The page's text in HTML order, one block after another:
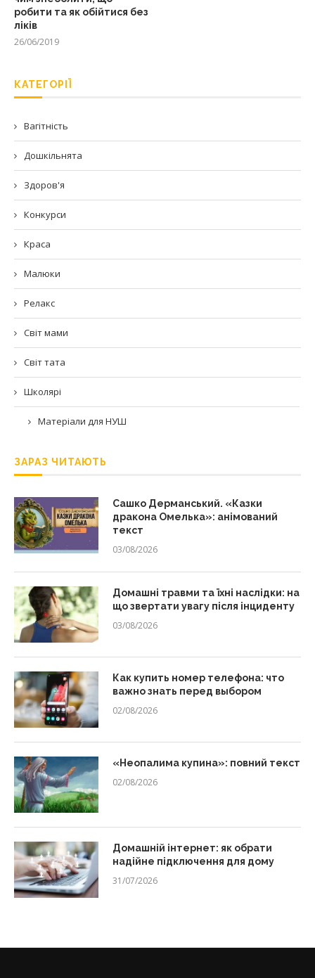
робити та як обійтися без
ліків
26/06/2019
КАТЕГОРІЇ
Вагітність
Дошкільнята
Здоров'я
Конкурси
Краса
Малюки
Релакс
Світ мами
Світ тата
Школярі
Матеріали для НУШ
ЗАРАЗ ЧИТАЮТЬ
Сашко Дерманський. «Казки
дракона Омелька»: анімований
текст
03/08/2026
Домашні травми та їхні наслідки: на
що звертати увагу після інциденту
03/08/2026
Как купить номер телефона: что
важно знать перед выбором
02/08/2026
«Неопалима купина»: повний текст
02/08/2026
Домашній інтернет: як обрати
надійне підключення для дому
31/07/2026